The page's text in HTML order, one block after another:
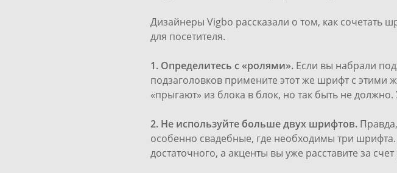
Дизайнеры Vigbo рассказали о том, как
для посетителя.
1. Определитесь с «ролями». Если вы набрали
подзаголовков примените этот же шрифт с
«прыгают» из блока в блок, но так быть не
2. Не используйте больше двух шрифтов.
особенно свадебные, где необходимы три
достаточного, а акценты вы уже расставите за